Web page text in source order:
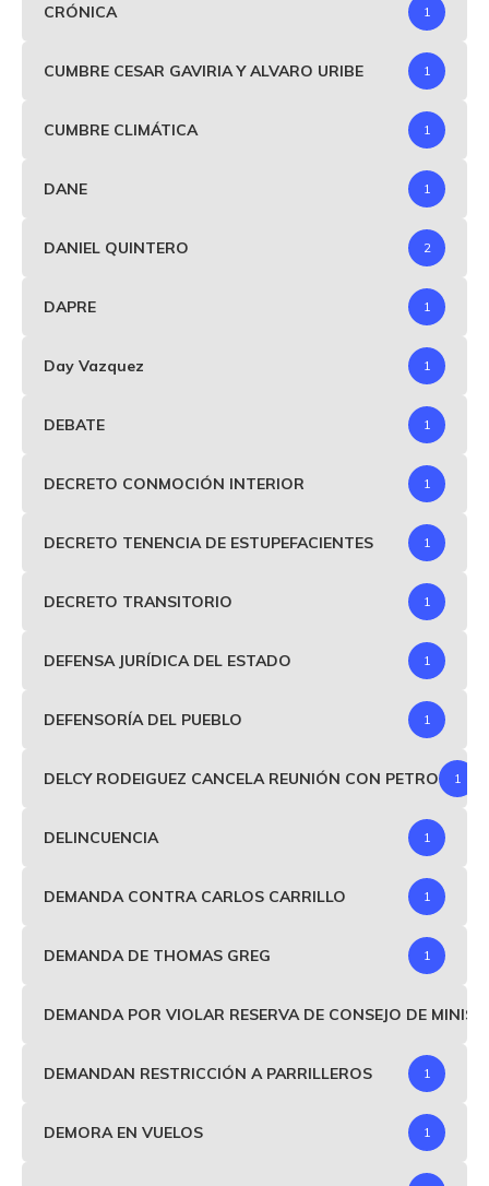
CRÓNICA 1
CUMBRE CESAR GAVIRIA Y ALVARO URIBE 1
CUMBRE CLIMÁTICA 1
DANE 1
DANIEL QUINTERO 2
DAPRE 1
Day Vazquez 1
DEBATE 1
DECRETO CONMOCIÓN INTERIOR 1
DECRETO TENENCIA DE ESTUPEFACIENTES 1
DECRETO TRANSITORIO 1
DEFENSA JURÍDICA DEL ESTADO 1
DEFENSORÍA DEL PUEBLO 1
DELCY RODEIGUEZ CANCELA REUNIÓN CON PETRO 1
DELINCUENCIA 1
DEMANDA CONTRA CARLOS CARRILLO 1
DEMANDA DE THOMAS GREG 1
DEMANDA POR VIOLAR RESERVA DE CONSEJO DE
DEMANDAN RESTRICCIÓN A PARRILLEROS 1
DEMORA EN VUELOS 1